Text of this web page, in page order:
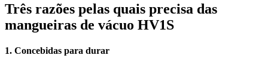
Três razões pelas quais precisa das
mangueiras de vácuo HV1S
1. Concebidas para durar